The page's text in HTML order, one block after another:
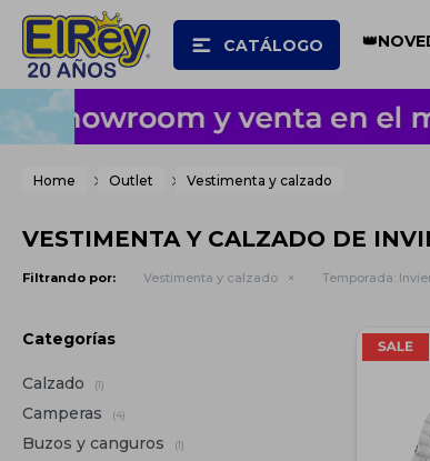
CATÁLOGO
Home Outlet Vestimenta y calzado
VESTIMENTA Y CALZADO DE
Filtrando por: Vestimenta y calzado Temporada:
Categorías
Calzado (1)
Camperas (4)
Buzos y canguros (1)